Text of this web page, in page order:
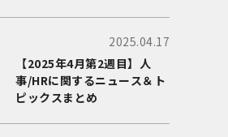
2025.04.17
【2025年4月第2週目】人
事/HRに関するニュース＆ト
ピックスまとめ